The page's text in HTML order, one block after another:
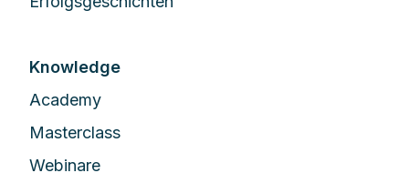
Knowledge
Academy
Masterclass
Webinare